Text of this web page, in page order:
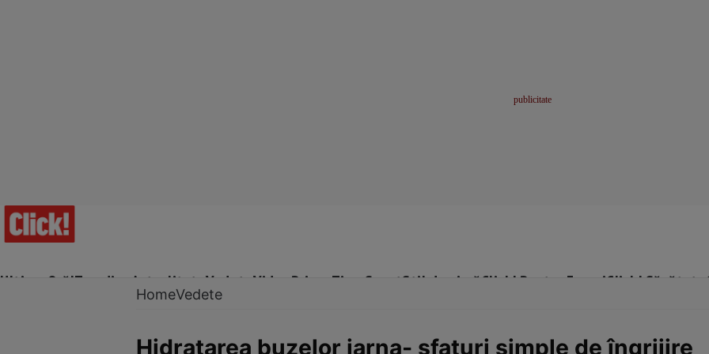
Ultima Oră!Trending Actualitate Vedete Video Prime Time SportStil de viațăClick! Pentru FemeiClick! Sănătate
HomeVedete
Hidratarea buzelor iarna- sfaturi simple de îngrijire